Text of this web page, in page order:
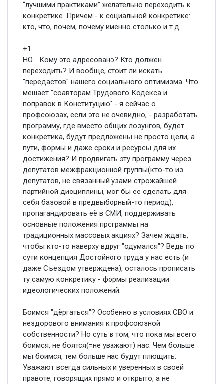
“лучшими практиками” желательно переходить к
конкретике. Причем - к социальной конкретике:
кто, что, почем, почему именно столько и т.д.
+1
НО... Кому это адресовано? Кто должен
переходить? И вообще, стоит ли искать
"передастов" нашего социального оптимизма. Что
мешает "соавторам Трудового Кодекса и
поправок в Конституцию" - я сейчас о
профсоюзах, если это не очевидно, - разработать
программу, где вместо общих лозунгов, будет
конкретика, будут предложены не просто цели, а
пути, формы и даже сроки и ресурсы для их
достижения? И продвигать эту программу через
депутатов межфракционной группы(кто-то из
депутатов, не связанный узами строжайшей
партийной дисциплины, мог бы её сделать для
себя базовой в предвыборный-то период),
пропагандировать её в СМИ, поддерживать
основные положения программы на
традиционных массовых акциях? Зачем ждать,
чтобы кто-то наверху вдруг "одумался"? Ведь по
сути концепция Достойного труда у нас есть (и
даже Съездом утверждена), осталось прописать
ту самую конкретику - формы реализации
идеологических положений.
Боимся "дёргаться"? Особенно в условиях СВО и
нездорового внимания к профсоюзной
собственности? Но суть в том, что пока мы всего
боимся, не боятся(=не уважают) нас. Чем больше
мы боимся, тем больше нас будут плющить.
Уважают всегда сильных и уверенных в своей
правоте, говорящих прямо и открыто, а не